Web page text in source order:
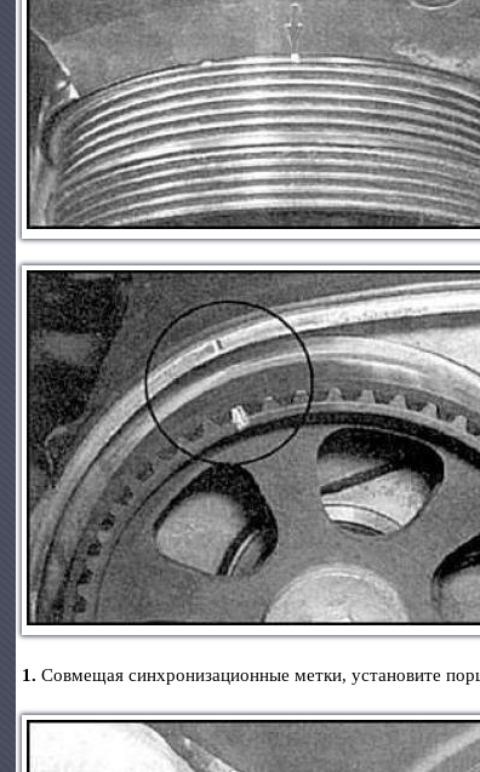
1. Совмещая синхронизационные метки, установите